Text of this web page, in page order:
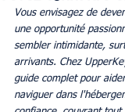
Vous envisagez de
une opportunité
sembler intimidante,
arrivants. Chez
guide complet pour
naviguer dans